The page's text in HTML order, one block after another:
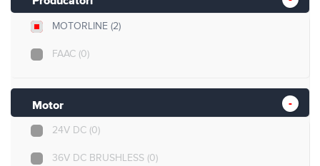
MOTORLINE (2)
FAAC (0)
Motor
24V DC (0)
36V DC BRUSHLESS (0)